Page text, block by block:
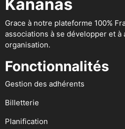
Kananas
Grace à notre plateforme 100%
associations à se développer et
organisation.
Fonctionnalités
Gestion des adhérents
Billetterie
Planification